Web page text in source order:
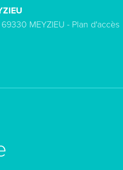
MEYZIEU - Plan d'accès